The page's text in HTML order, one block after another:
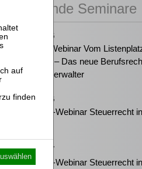
Passende Seminare
25.08.2026
Praktiker-Webinar Vom
Zulassung – Das neue
Insolvenzverwalter
14.10.2026
Mitarbeiter-Webinar Steuerrecht
10.03.2027
Mitarbeiter-Webinar Steuerrecht